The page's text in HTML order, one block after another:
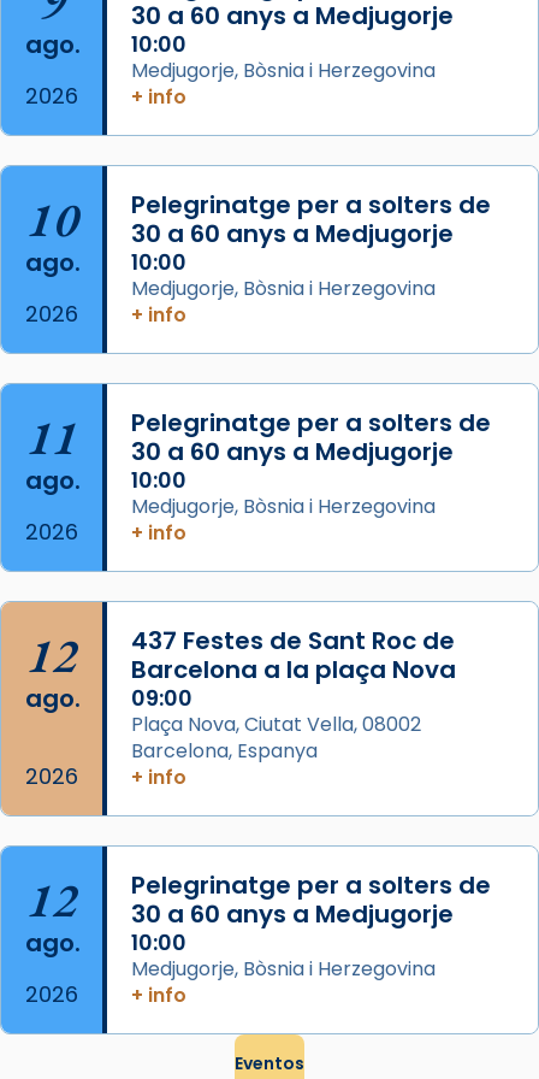
concelebrat el bisbe auxiliar de Barcelona,
Mons. David Abadías.
📸 Dr. G. Simón
Foto
Arquebisbat de Barcelona
2 weeks ago
Memòria de les santes Juliana i
Acompanyant la història de sant Cugat, a
partir de l’Edat Mitjana sorgeix la tradició
que les santes Juliana (“relatiu a Júlia”) i
Semproniana (“relatiu a Semprònia =
eterna”) són deixebles seves. I l’any 1667, el
frare Joan Gaspar Roig, afirma en una obra
que les santes són filles de l’antiga Iluro.
Mataró en reivindicarà les relíq
Foto
View on Facebook · Share
ago.
2026
30 a 60 anys a Medjugorje
10:00
Medjugorje, Bòsnia i Herzegovina
+ info
10
ago.
2026
Pelegrinatge per a solters de
30 a 60 anys a Medjugorje
10:00
Medjugorje, Bòsnia i Herzegovina
+ info
11
ago.
2026
Pelegrinatge per a solters de
30 a 60 anys a Medjugorje
10:00
Medjugorje, Bòsnia i Herzegovina
+ info
12
ago.
2026
437 Festes de Sant Roc de
Barcelona a la plaça Nova
09:00
Plaça Nova, Ciutat Vella, 08002
Barcelona, Espanya
+ info
12
ago.
2026
Pelegrinatge per a solters de
30 a 60 anys a Medjugorje
10:00
Medjugorje, Bòsnia i Herzegovina
+ info
Eventos